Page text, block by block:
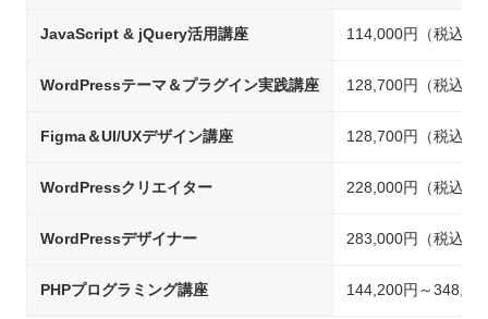
JavaScript & jQuery活用講座 114,000円（税込）
WordPressテーマ＆プラグイン実践講座 128,700円（税込）
Figma＆UI/UXデザイン講座 128,700円（税込）
WordPressクリエイター 228,000円（税込）
WordPressデザイナー 283,000円（税込）
PHPプログラミング講座 144,200円～